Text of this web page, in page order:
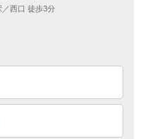
4
性】
が理想
／西口 徒歩3分